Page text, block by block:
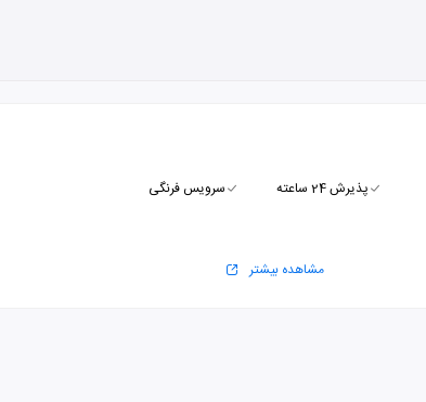
پذیرش 24 ساعته سرویس فرنگی
مشاهده بیشتر